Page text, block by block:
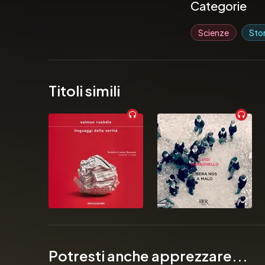
Categorie
Scienze
Titoli simili
Potresti anche apprezzare...